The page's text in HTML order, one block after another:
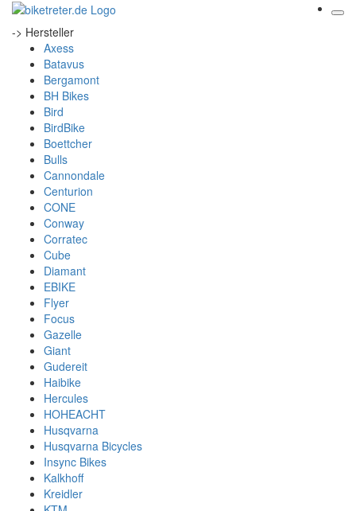
-> Hersteller
Axess
Batavus
Bergamont
BH Bikes
Bird
BirdBike
Boettcher
Bulls
Cannondale
Centurion
CONE
Conway
Corratec
Cube
Diamant
EBIKE
Flyer
Focus
Gazelle
Giant
Gudereit
Haibike
Hercules
HOHEACHT
Husqvarna
Husqvarna Bicycles
Insync Bikes
Kalkhoff
Kreidler